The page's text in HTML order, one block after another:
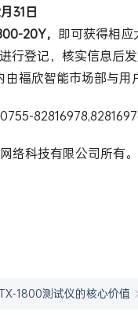
月31日
20Y， 即可获得相应
行登记，核实信息后
福欣智能市场部与
络科技有限公司所有。
1800测试仪的核心价值